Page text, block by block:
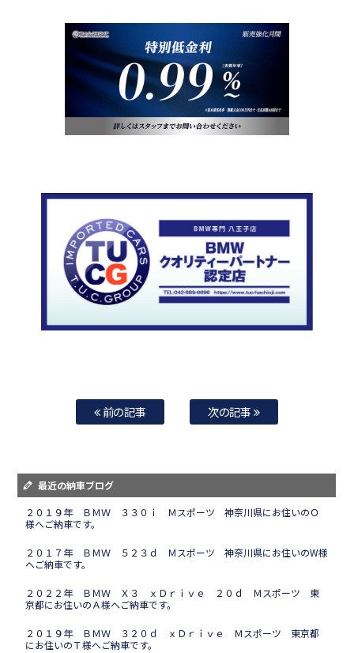
前の記事 次の記事
最近の納車ブログ
２０１９年 ＢＭＷ ３３０ｉ Ｍスポーツ 神奈川県にお住いのＯ
様へご納車です。
２０１７年 ＢＭＷ ５２３ｄ Ｍスポーツ 神奈川県にお住いのW様
へご納車です。
２０２２年 ＢＭＷ Ｘ３ ｘＤｒｉｖｅ ２０ｄ Ｍスポーツ 東
京都にお住いのＡ様へご納車です。
２０１９年 ＢＭＷ ３２０ｄ ｘＤｒｉｖｅ Ｍスポーツ 東京都
にお住いのＴ様へご納車です。